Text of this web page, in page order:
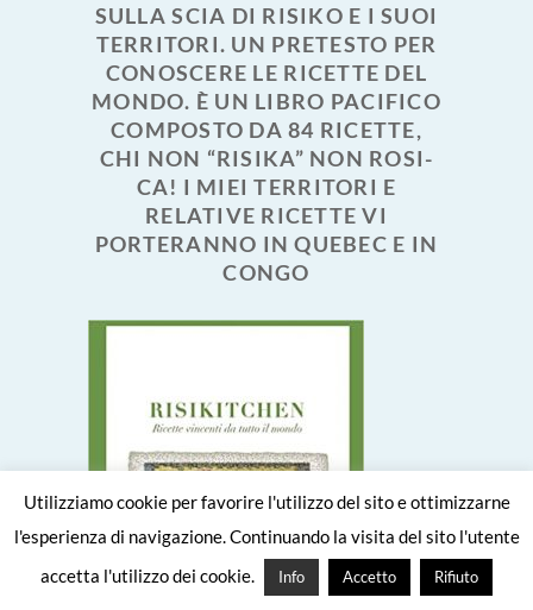
SULLA SCIA DI RISIKO E I SUOI
TERRITORI. UN PRETESTO PER
CONOSCERE LE RICETTE DEL
MONDO. È UN LIBRO PACIFICO
COMPOSTO DA 84 RICETTE,
CHI NON “RISIKA” NON ROSI-
CA! I MIEI TERRITORI E
RELATIVE RICETTE VI
PORTERANNO IN QUEBEC E IN
CONGO
Utilizziamo cookie per favorire l'utilizzo del sito e ottimizzarne
l'esperienza di navigazione. Continuando la visita del sito l'utente
accetta l'utilizzo dei cookie.
Info Accetto Rifiuto